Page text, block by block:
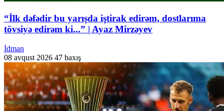
“İlk dəfədir bu yarışda iştirak edirəm, dostlarıma
tövsiyə edirəm ki...” | Ayaz Mirzəyev
İdman
08 avqust 2026 47 baxış